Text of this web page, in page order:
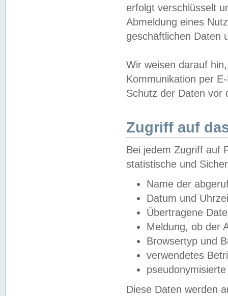
erfolgt verschlüsselt
Abmeldung eines
geschäftlichen Daten
Wir weisen darauf
Kommunikation per
Schutz der Daten vor
Zugriff auf
Bei jedem Zugriff auf
statistische und
Name der
Datum und
Übertragene
Meldung, ob der
Browsertyp und
verwendetes
Diese Daten werden